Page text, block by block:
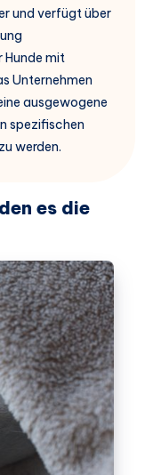
und verfügt über
mit
Unternehmen
ausgewogene
spezifischen
werden.
es die